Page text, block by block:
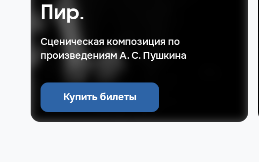
Пир.
Сценическая композиция по
произведениям А. С. Пушкина
Купить билеты